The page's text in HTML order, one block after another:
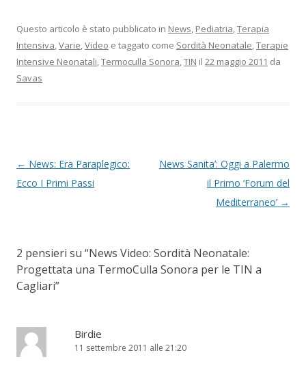
Questo articolo è stato pubblicato in News, Pediatria,Terapia
Intensiva,Varie,Video e taggato come Sordità Neonatale,Terapie
Intensive Neonatali,Termoculla Sonora,TIN il 22 maggio 2011 da
Savas
Navigazione articolo
← News: Era Paraplegico:
Ecco I Primi Passi
News Sanita’: Oggi a Palermo
il Primo ‘Forum del
Mediterraneo’ →
2 pensieri su “News Video: Sordità Neonatale:
Progettata una TermoCulla Sonora per le TIN a
Cagliari”
Birdie
11 settembre 2011 alle 21:20